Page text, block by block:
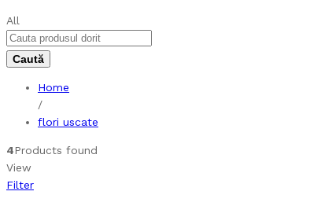
All
Home
/
flori uscate
4Products found
View
Filter